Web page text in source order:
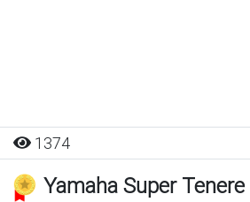
1374
Yamaha Super Tenere